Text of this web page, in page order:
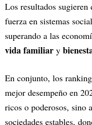
Los resultados
fuerza en sistemas
superando a las
vida familiar y
En conjunto, los
mejor desempeño en
ricos o poderosos, sino
sociedades estables,